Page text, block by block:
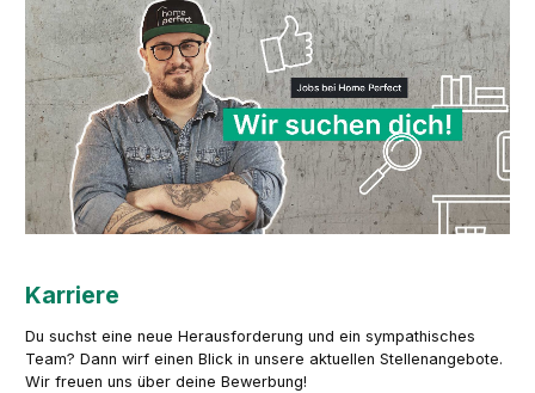
Karriere
Du suchst eine neue Herausforderung und ein sympathisches
Team? Dann wirf einen Blick in unsere aktuellen Stellenangebote.
Wir freuen uns über deine Bewerbung!